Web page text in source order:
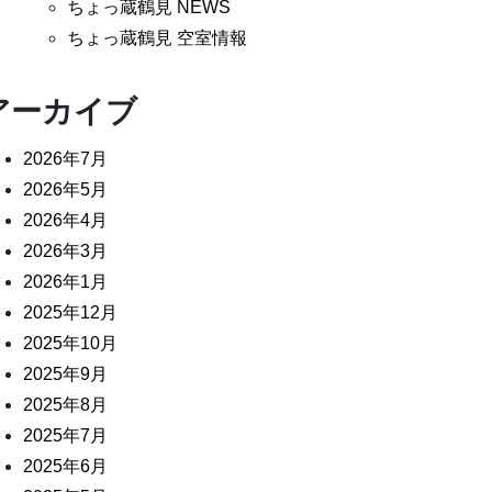
ちょっ蔵鶴見 NEWS
ちょっ蔵鶴見 空室情報
ーカイブ
2026年7月
2026年5月
2026年4月
2026年3月
2026年1月
2025年12月
2025年10月
2025年9月
2025年8月
2025年7月
2025年6月